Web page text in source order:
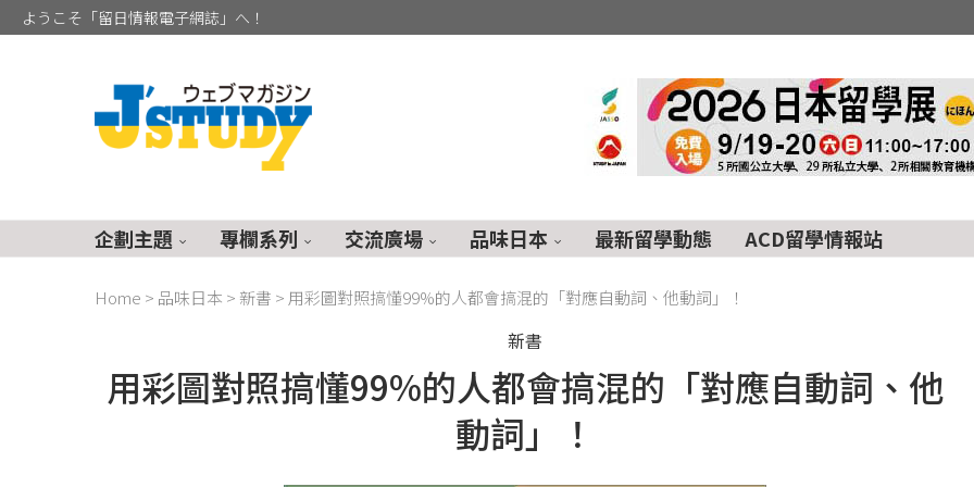
ようこそ「留日情報電子網誌」へ！
企劃主題 專欄系列 交流廣場 品味日本 最新留學動態 ACD留學情報站
Home > 品味日本 > 新書 > 用彩圖對照搞懂99%的人都會搞混的「對應自動詞、他動詞」！
新書
用彩圖對照搞懂99%的人都會搞混的「對應自動詞、他
動詞」！